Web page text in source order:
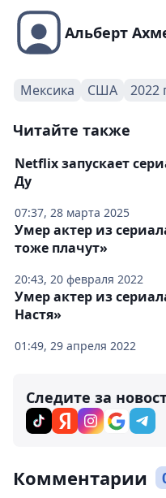
Альберт
Мексика США 2022
Читайте также
07:37, 28 марта 2025
Netflix запускает
Ду
20:43, 20 февраля 2022
Умер актер из
тоже плачут»
01:49, 29 апреля 2022
Умер актер из
Настя»
Следите за
Комментарии